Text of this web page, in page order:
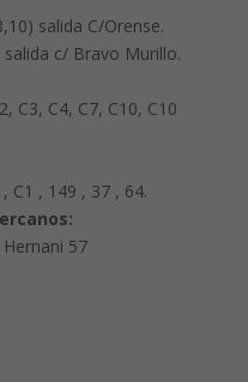
salida C/Orense.
c/ Bravo Murillo.
C3, C4, C7, C10, C10
C1 , 149 , 37 , 64.
57